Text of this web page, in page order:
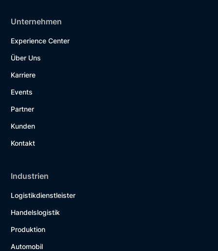
Unternehmen
Experience Center
Über Uns
Karriere
Events
Partner
Kunden
Kontakt
Industrien
Logistikdienstleister
Handelslogistik
Produktion
Automobil